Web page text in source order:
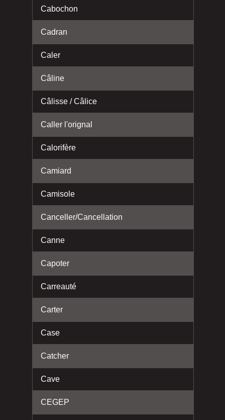
Cabochon
Cadran
Caler
Câline
Câlisse / Câlice
Caller l'orignal
Calorifère
Camiard
Camisole
Canceller/Cancellation
Canne
Capoter
Carreauté
Carter
Case
Catcher
Cave
CEGEP